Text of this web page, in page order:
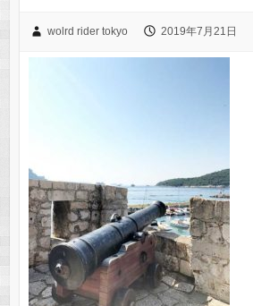
wolrd rider tokyo 2019年7月21日